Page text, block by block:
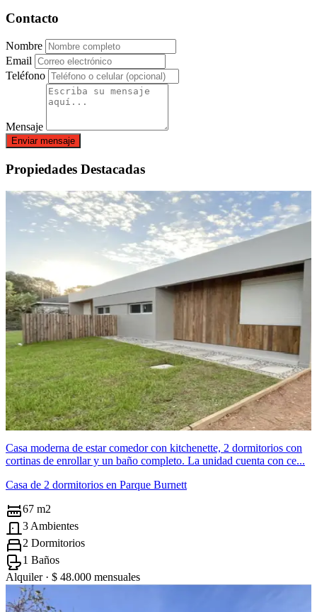
Contacto
Nombre
Email
Teléfono
Mensaje
Enviar mensaje
Propiedades Destacadas
Casa moderna de estar comedor con kitchenette, 2 dormitorios con
cortinas de enrollar y un baño completo. La unidad cuenta con ce...
Casa de 2 dormitorios en Parque Burnett
67 m2
3 Ambientes
2 Dormitorios
1 Baños
Alquiler · $ 48.000 mensuales